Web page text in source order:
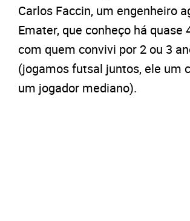
Carlos Faccin, um engenheiro
Emater, que conheço há quase
com quem convivi por 2 ou 3
(jogamos futsal juntos, ele um
um jogador mediano).